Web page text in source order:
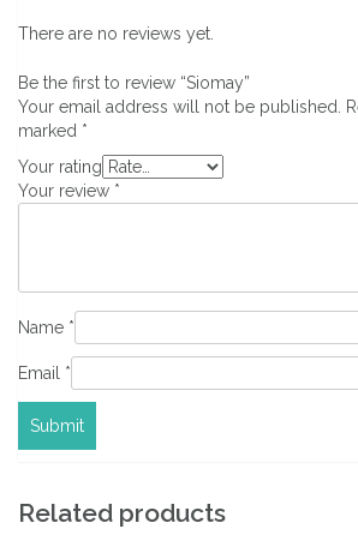
There are no reviews yet.
Be the first to review “Siomay”
Your email address will not be published.
marked *
Your rating
Your review *
Name *
Email *
Related products